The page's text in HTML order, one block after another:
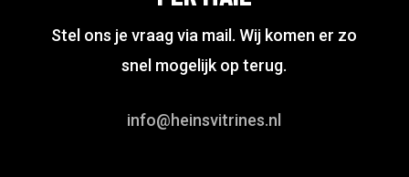
Stel ons je vraag via mail. Wij komen er zo
snel mogelijk op terug.
info@heinsvitrines.nl